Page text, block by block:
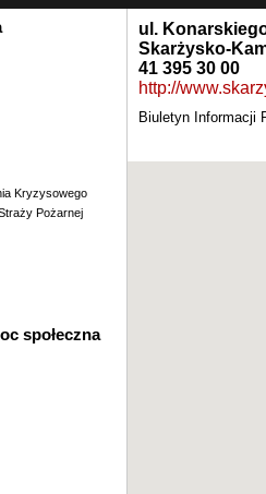
Kryzysowego
Pożarnej
społeczna
ul.
Skarżysko-
41 395 30 00
http://
Biuletyn Informacji